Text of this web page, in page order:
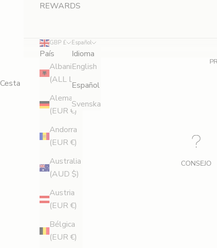
REWARDS
GBP £
País
Albania
(ALL L)
Alemania
(EUR €)
Andorra
(EUR €)
Australia
(AUD $)
Austria
(EUR €)
Bélgica
(EUR €)
Español
Idioma
English
Español
Svenska
Cesta
CONSEJO
o